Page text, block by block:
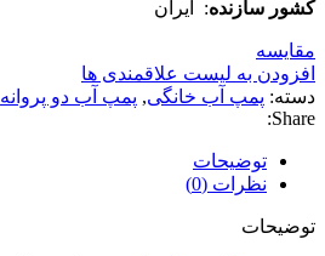
کشور سازنده: ایران
مقایسه
افزودن به لیست علاقمندی ها
دسته: پمپ آب خانگی, پمپ آب دو پروانه
Share:
توضیحات
نظرات (0)
توضیحات